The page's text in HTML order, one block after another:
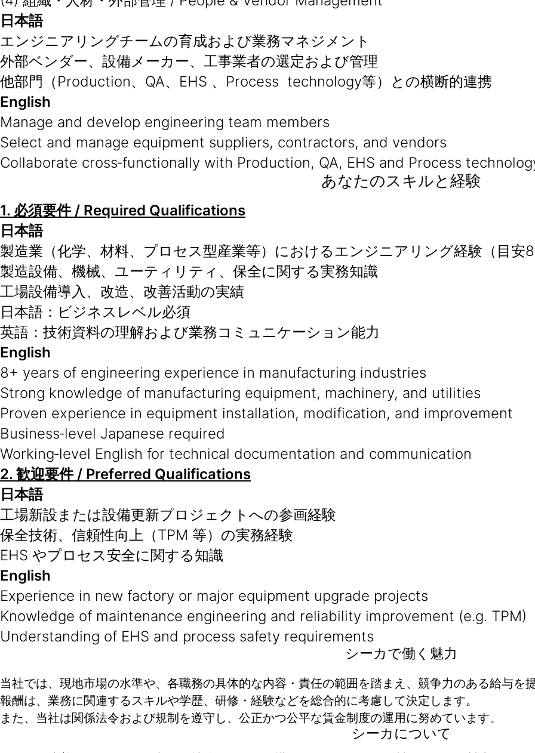
日本語
エンジニアリングチームの育成および業務マネジメント
外部ベンダー、設備メーカー、工事業者の選定および管理
他部門（Production、QA、EHS 、Process technology等）との横断的連携
English
Manage and develop engineering team members
Select and manage equipment suppliers, contractors, and vendors
Collaborate cross‑functionally with Production, QA, EHS and Process
あなたのスキルと経験
1. 必須要件/ Required Qualifications
日本語
製造業（化学、材料、プロセス型産業等）におけるエンジニアリング経験（目安
製造設備、機械、ユーティリティ、保全に関する実務知識
工場設備導入、改造、改善活動の実績
日本語：ビジネスレベル必須
英語：技術資料の理解および業務コミュニケーション能力
English
8+ years of engineering experience in manufacturing industries
Strong knowledge of manufacturing equipment, machinery, and utilities
Proven experience in equipment installation, modification, and improvement
Business‑level Japanese required
Working‑level English for technical documentation and communication
2. 歓迎要件/ Preferred Qualifications
日本語
工場新設または設備更新プロジェクトへの参画経験
保全技術、信頼性向上（TPM 等）の実務経験
EHS やプロセス安全に関する知識
English
Experience in new factory or major equipment upgrade projects
Knowledge of maintenance engineering and reliability improvement (e.g. TPM)
Understanding of EHS and process safety requirements
シーカで働く魅力
当社では、現地市場の水準や、各職務の具体的な内容・責任の範囲を踏まえ、競争力のある給与を
報酬は、業務に関連するスキルや学歴、研修・経験などを総合的に考慮して決定します。
また、当社は関係法令および規制を遵守し、公正かつ公平な賃金制度の運用に努めています。
シーカについて